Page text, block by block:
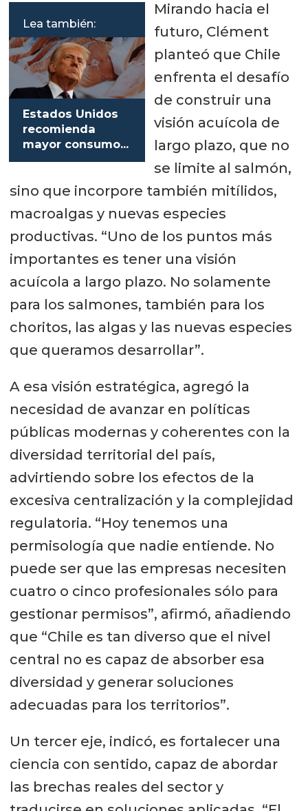
Lea también:
Estados Unidos
recomienda
mayor consumo
de salmón para
de salud
Mirando hacia el
futuro, Clément
planteó que Chile
enfrenta el desafío
de construir una
visión acuícola de
largo plazo, que no
se limite al salmón,
sino que incorpore también mitílidos,
macroalgas y nuevas especies
productivas. “Uno de los puntos más
importantes es tener una visión
acuícola a largo plazo. No solamente
para los salmones, también para los
choritos, las algas y las nuevas especies
que queramos desarrollar”.
A esa visión estratégica, agregó la
necesidad de avanzar en políticas
públicas modernas y coherentes con la
diversidad territorial del país,
advirtiendo sobre los efectos de la
excesiva centralización y la complejidad
regulatoria. “Hoy tenemos una
permisología que nadie entiende. No
puede ser que las empresas necesiten
cuatro o cinco profesionales sólo para
gestionar permisos”, afirmó, añadiendo
que “Chile es tan diverso que el nivel
central no es capaz de absorber esa
diversidad y generar soluciones
adecuadas para los territorios”.
Un tercer eje, indicó, es fortalecer una
ciencia con sentido, capaz de abordar
las brechas reales del sector y